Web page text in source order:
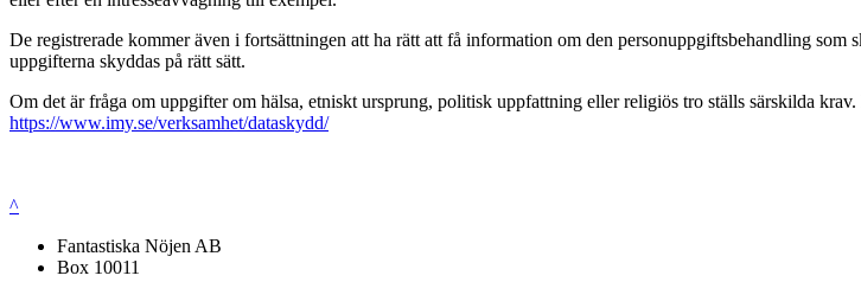
De registrerade kommer även i fortsättningen att ha rätt att få information om den personuppgiftsbehandling
uppgifterna skyddas på rätt sätt.
Om det är fråga om uppgifter om hälsa, etniskt ursprung, politisk uppfattning eller religiös tro ställs särskilda
https://www.imy.se/verksamhet/dataskydd/
^
Fantastiska Nöjen AB
Box 10011